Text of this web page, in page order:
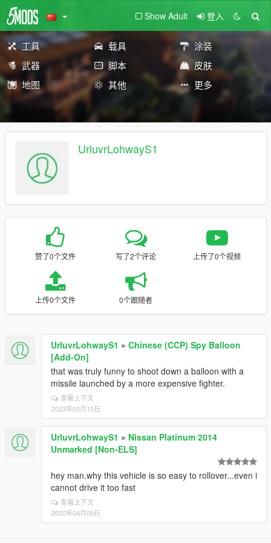
Show Adult 登入
工具 载具
涂装
武器
脚本
皮肤
地图
其他 更多
UrluvrLohwayS1
赞了0个文件 写了2个评论 上传了0个视频
上传0个文件 0个跟随者
UrluvrLohwayS1 » Chinese (CCP) Spy Balloon
[Add-On]
that was truly funny to shoot down a balloon with a
missile launched by a more expensive fighter.
查看上下文
2023年03月10日
UrluvrLohwayS1 » Nissan Platinum 2014
Unmarked [Non-ELS]
hey man.why this vehicle is so easy to rollover...even i
cannot drive it too fast
查看上下文
2020年04月09日